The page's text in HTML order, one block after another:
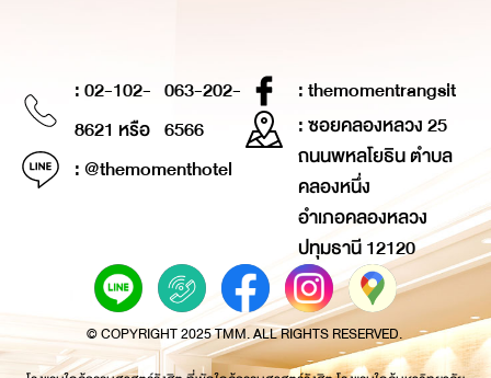
: 02-102-
8621 หรือ
063-202-
6566
: @themomenthotel
: themomentrangsit
: ซอยคลองหลวง 25
ถนนพหลโยธิน ตำบล
คลองหนึ่ง
อำเภอคลองหลวง
ปทุมธานี 12120
© COPYRIGHT 2025 TMM. ALL RIGHTS RESERVED.